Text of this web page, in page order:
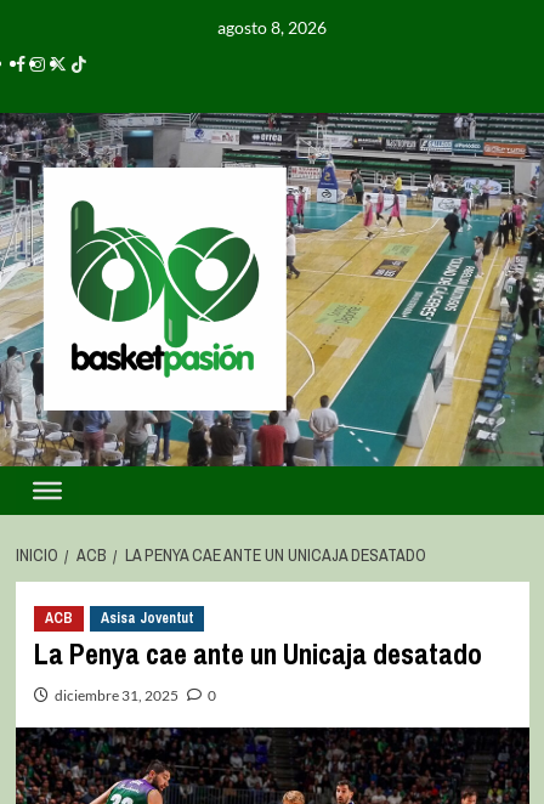
agosto 8, 2026
INICIO ACB LA PENYA CAE ANTE UN UNICAJA DESATADO
ACB Asisa Joventut
La Penya cae ante un Unicaja desatado
diciembre 31, 2025 0